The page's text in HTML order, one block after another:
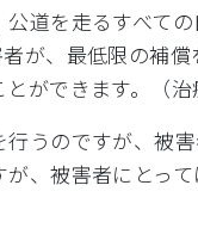
道を走るすべて
が、最低限の補
ができます。（治
うのですが、被
、被害者にとっ